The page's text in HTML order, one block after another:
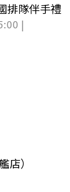
排隊伴手禮
|
店）